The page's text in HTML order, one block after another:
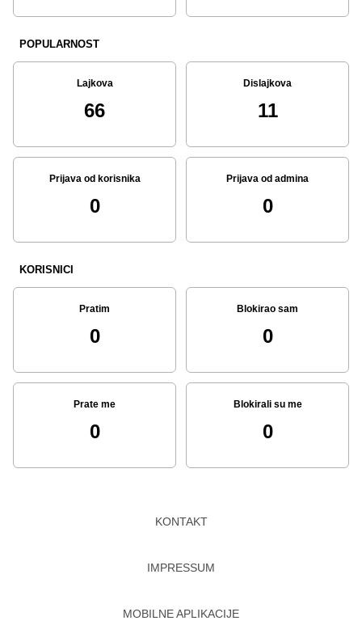
POPULARNOST
Lajkova
66
Dislajkova
11
Prijava od korisnika
0
Prijava od admina
0
KORISNICI
Pratim
0
Blokirao sam
0
Prate me
0
Blokirali su me
0
KONTAKT
IMPRESSUM
MOBILNE APLIKACIJE